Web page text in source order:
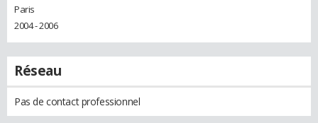
Paris
2004 - 2006
Réseau
Pas de contact professionnel